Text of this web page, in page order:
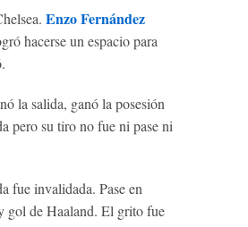
Enzo Fernández
hacerse un espacio para
la salida, ganó la posesión
pero su tiro no fue ni pase ni
fue invalidada. Pase en
gol de Haaland. El grito fue